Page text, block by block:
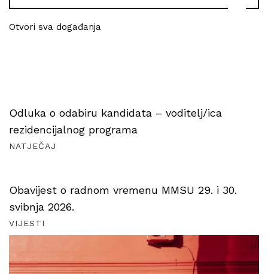
Otvori sva događanja
Odluka o odabiru kandidata – voditelj/ica
rezidencijalnog programa
NATJEČAJ
Obavijest o radnom vremenu MMSU 29. i 30.
svibnja 2026.
VIJESTI